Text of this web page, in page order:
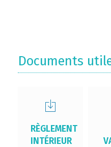
Documents
RÈGLEMENT
INTÉRIEUR